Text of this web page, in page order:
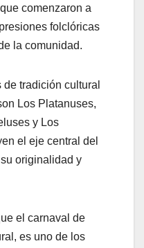
comenzaron a
folclóricas
la comunidad.
tradición cultural
Los Platanuses,
y Los
el eje central del
originalidad y
el carnaval de
es uno de los